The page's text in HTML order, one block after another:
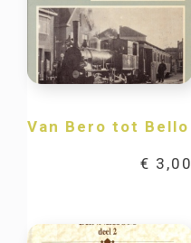
Van Bero tot Bello
€ 3,00